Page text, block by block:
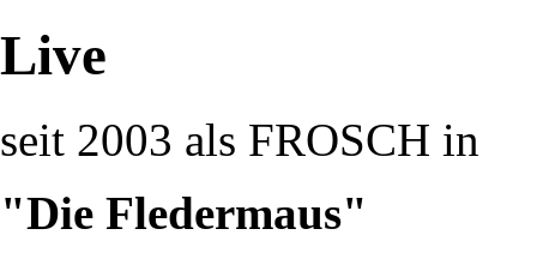
Live
seit 2003 als FROSCH in
"Die Fledermaus"